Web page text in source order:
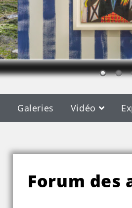
Galeries Vidéo
Forum des